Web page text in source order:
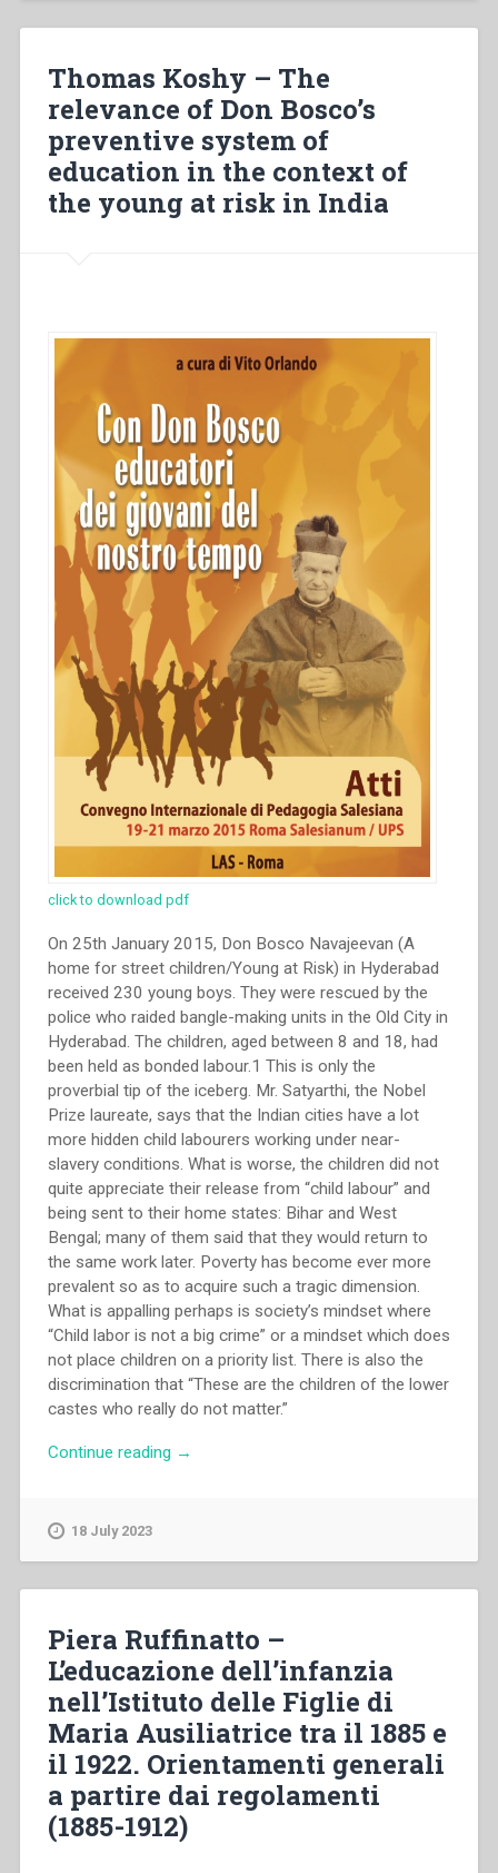
di
Maria
Ausiliatrice
tra
il
1885
regolamenti
(1885-
1912)”,
in
“L’educazione
salesiana
dal
1880
1922.
Istanze
ed
attuazioni
in
diversi
Volume
I””
Thomas Koshy – The
relevance of Don Bosco’s
preventive system of
education in the context of
the young at risk in India
click to download pdf
On 25th January 2015, Don Bosco Navajeevan (A
home for street children/Young at Risk) in Hyderabad
received 230 young boys. They were rescued by the
police who raided bangle-making units in the Old City in
Hyderabad. The children, aged between 8 and 18, had
been held as bonded labour.1 This is only the
proverbial tip of the iceberg. Mr. Satyarthi, the Nobel
Prize laureate, says that the Indian cities have a lot
more hidden child labourers working under near-
slavery conditions. What is worse, the children did not
quite appreciate their release from “child labour” and
being sent to their home states: Bihar and West
Bengal; many of them said that they would return to
the same work later. Poverty has become ever more
prevalent so as to acquire such a tragic dimension.
What is appalling perhaps is society’s mindset where
“Child labor is not a big crime” or a mindset which does
not place children on a priority list. There is also the
discrimination that “These are the children of the lower
castes who really do not matter.”
Continue reading “Thomas
preventive
system
of
education
in
the
context
of
the
→
18 July 2023
Piera Ruffinatto –
L’educazione dell’infanzia
nell’Istituto delle Figlie di
Maria Ausiliatrice tra il 1885 e
il 1922. Orientamenti generali
a partire dai regolamenti
(1885-1912)